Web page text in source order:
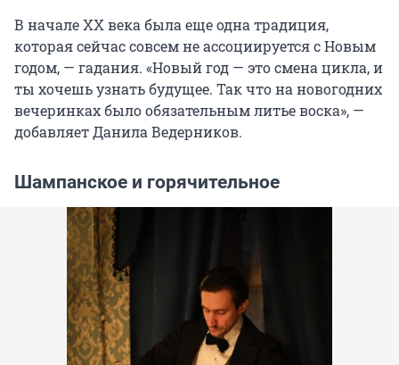
В начале ХХ века была еще одна традиция,
которая сейчас совсем не ассоциируется с Новым
годом, — гадания. «Новый год — это смена цикла, и
ты хочешь узнать будущее. Так что на новогодних
вечеринках было обязательным литье воска», —
добавляет Данила Ведерников.
Шампанское и горячительное